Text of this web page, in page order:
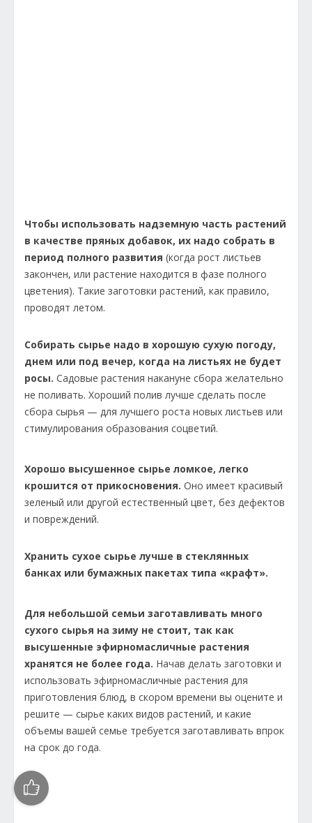
Чтобы использовать надземную часть растений
в качестве пряных добавок, их надо собрать в
период полного развития (когда рост листьев
закончен, или растение находится в фазе полного
цветения). Такие заготовки растений, как правило,
проводят летом.
Собирать сырье надо в хорошую сухую погоду,
днем или под вечер, когда на листьях не будет
росы. Садовые растения накануне сбора желательно
не поливать. Хороший полив лучше сделать после
сбора сырья — для лучшего роста новых листьев или
стимулирования образования соцветий.
Хорошо высушенное сырье ломкое, легко
крошится от прикосновения. Оно имеет красивый
зеленый или другой естественный цвет, без дефектов
и повреждений.
Хранить сухое сырье лучше в стеклянных
банках или бумажных пакетах типа «крафт».
Для небольшой семьи заготавливать много
сухого сырья на зиму не стоит, так как
высушенные эфирномасличные растения
хранятся не более года. Начав делать заготовки и
использовать эфирномасличные растения для
приготовления блюд, в скором времени вы оцените и
решите — сырье каких видов растений, и какие
объемы вашей семье требуется заготавливать впрок
на срок до года.